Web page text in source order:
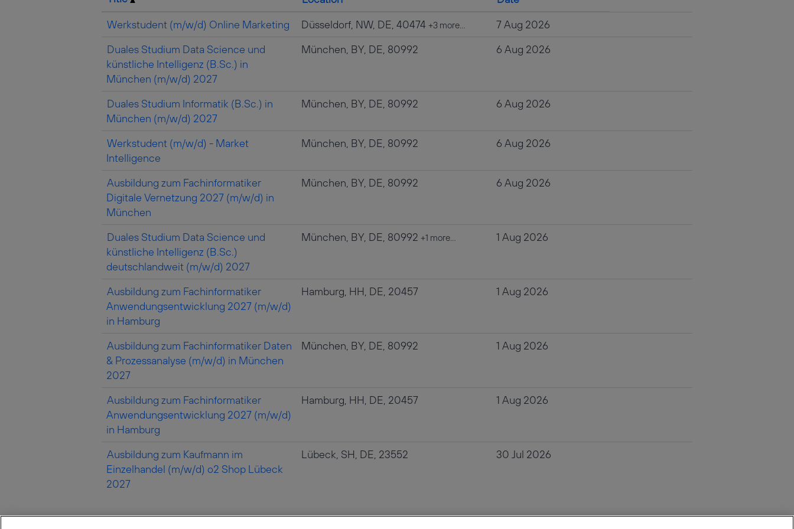
Werkstudent (m/w/d) Online Marketing
Düsseldorf, NW, DE, 40474 +3 more…
7 Aug 2026
Duales Studium Data Science und
künstliche Intelligenz (B.Sc.) in
München (m/w/d) 2027
München, BY, DE, 80992 6 Aug 2026
Duales Studium Informatik (B.Sc.) in
München (m/w/d) 2027
München, BY, DE, 80992 6 Aug 2026
Werkstudent (m/w/d) - Market
Intelligence
München, BY, DE, 80992 6 Aug 2026
Ausbildung zum Fachinformatiker
Digitale Vernetzung 2027 (m/w/d) in
München
München, BY, DE, 80992 6 Aug 2026
Duales Studium Data Science und
künstliche Intelligenz (B.Sc.)
deutschlandweit (m/w/d) 2027
München, BY, DE, 80992 +1 more… 1 Aug 2026
Ausbildung zum Fachinformatiker
Anwendungsentwicklung 2027 (m/w/d)
in Hamburg
Hamburg, HH, DE, 20457 1 Aug 2026
Ausbildung zum Fachinformatiker Daten
& Prozessanalyse (m/w/d) in München
2027
München, BY, DE, 80992 1 Aug 2026
Ausbildung zum Fachinformatiker
Anwendungsentwicklung 2027 (m/w/d)
in Hamburg
Hamburg, HH, DE, 20457 1 Aug 2026
Ausbildung zum Kaufmann im
Einzelhandel (m/w/d) o2 Shop Lübeck
2027
Lübeck, SH, DE, 23552 30 Jul 2026